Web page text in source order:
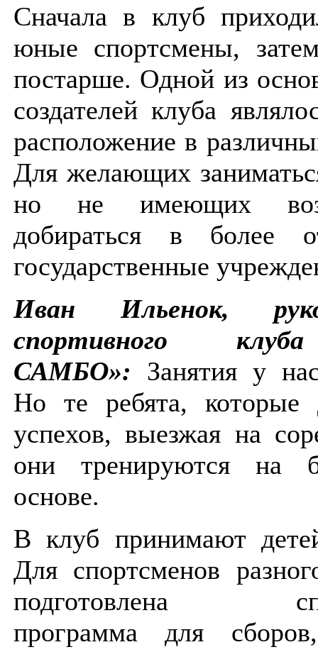
Сначала в клуб
юные спортсмены,
постарше. Одной из
создателей клуба
расположение в
Для желающих
но не имеющих
добираться в более
государственные
Иван Ильенок,
спортивного
САМБО»: Занятия у
Но те ребята, которые
успехов, выезжая на
они тренируются на
основе.
В клуб принимают
Для спортсменов
подготовлена
программа для